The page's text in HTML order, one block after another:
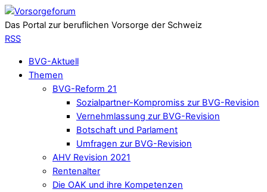
Das Portal zur beruflichen Vorsorge der Schweiz
RSS
BVG-Aktuell
Themen
BVG-Reform 21
Sozialpartner-Kompromiss zur BVG-Revision
Vernehmlassung zur BVG-Revision
Botschaft und Parlament
Umfragen zur BVG-Revision
AHV Revision 2021
Rentenalter
Die OAK und ihre Kompetenzen